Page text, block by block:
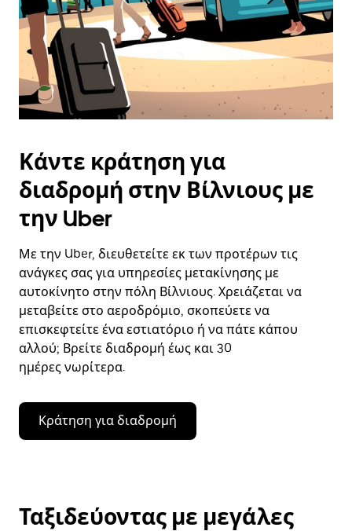
escape
για
να
κλείσετε
ημερολόγιο.
Κάντε κράτηση για
διαδρομή στην Βίλνιους με
την Uber
Με την Uber, διευθετείτε εκ των προτέρων τις
ανάγκες σας για υπηρεσίες μετακίνησης με
αυτοκίνητο στην πόλη Βίλνιους. Χρειάζεται να
μεταβείτε στο αεροδρόμιο, σκοπεύετε να
επισκεφτείτε ένα εστιατόριο ή να πάτε κάπου
αλλού; Βρείτε διαδρομή έως και 30
ημέρες νωρίτερα.
Κράτηση για διαδρομή
Ταξιδεύοντας με μεγάλες